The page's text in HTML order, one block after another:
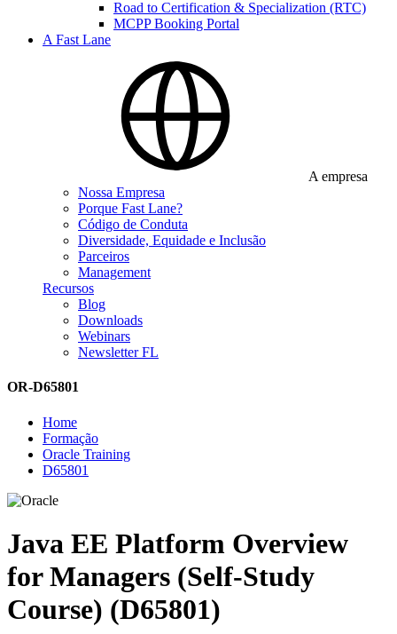
Road to Certification & Specialization (RTC)
MCPP Booking Portal
A Fast Lane
A empresa
Nossa Empresa
Porque Fast Lane?
Código de Conduta
Diversidade, Equidade e Inclusão
Parceiros
Management
Recursos
Blog
Downloads
Webinars
Newsletter FL
OR-D65801
Home
Formação
Oracle Training
D65801
Java EE Platform Overview
for Managers (Self-Study
Course) (D65801)